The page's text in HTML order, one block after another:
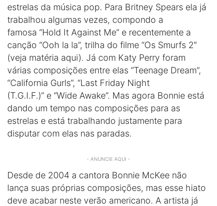
estrelas da música pop. Para Britney Spears ela já
trabalhou algumas vezes, compondo a
famosa “Hold It Against Me” e recentemente a
canção “Ooh la la”, trilha do filme “Os Smurfs 2″
(veja matéria aqui). Já com Katy Perry foram
várias composições entre elas “Teenage Dream”,
“California Gurls”, “Last Friday Night
(T.G.I.F.)” e “Wide Awake”. Mas agora Bonnie está
dando um tempo nas composições para as
estrelas e está trabalhando justamente para
disputar com elas nas paradas.
- ANUNCIE AQUI -
Desde de 2004 a cantora Bonnie McKee não
lança suas próprias composições, mas esse hiato
deve acabar neste verão americano. A artista já